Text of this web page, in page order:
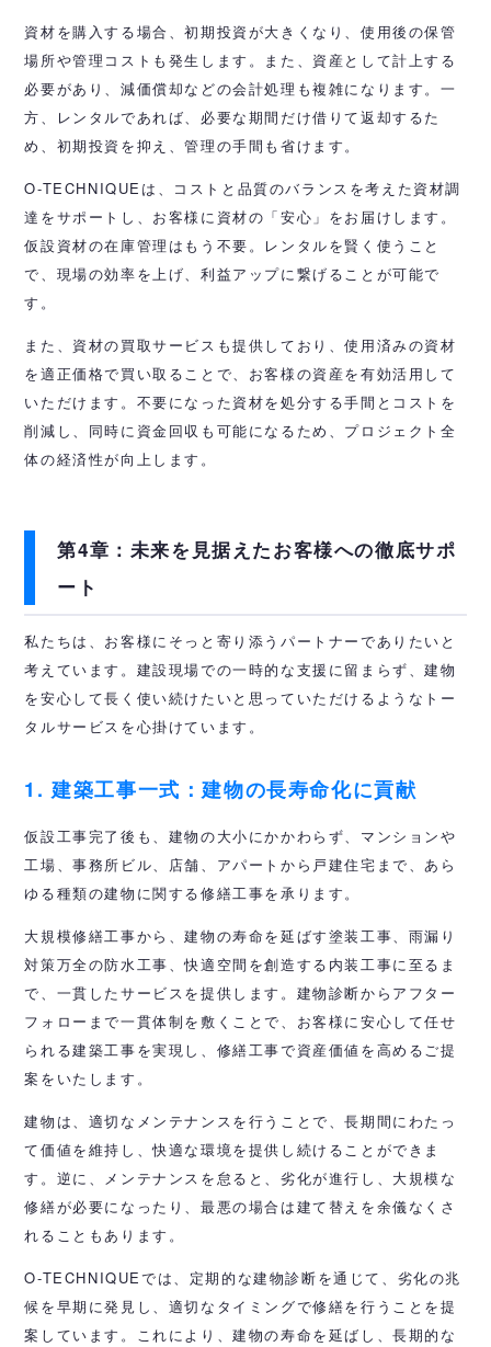
資材を購入する場合、初期投資が大きくなり、使用後の保管
場所や管理コストも発生します。また、資産として計上する
必要があり、減価償却などの会計処理も複雑になります。一
方、レンタルであれば、必要な期間だけ借りて返却するた
め、初期投資を抑え、管理の手間も省けます。
O-TECHNIQUEは、コストと品質のバランスを考えた資材調
達をサポートし、お客様に資材の「安心」をお届けします。
仮設資材の在庫管理はもう不要。レンタルを賢く使うこと
で、現場の効率を上げ、利益アップに繋げることが可能で
す。
また、資材の買取サービスも提供しており、使用済みの資材
を適正価格で買い取ることで、お客様の資産を有効活用して
いただけます。不要になった資材を処分する手間とコストを
削減し、同時に資金回収も可能になるため、プロジェクト全
体の経済性が向上します。
第4章：未来を見据えたお客様への徹底サポ
ート
私たちは、お客様にそっと寄り添うパートナーでありたいと
考えています。建設現場での一時的な支援に留まらず、建物
を安心して長く使い続けたいと思っていただけるようなトー
タルサービスを心掛けています。
1. 建築工事一式：建物の長寿命化に貢献
仮設工事完了後も、建物の大小にかかわらず、マンションや
工場、事務所ビル、店舗、アパートから戸建住宅まで、あら
ゆる種類の建物に関する修繕工事を承ります。
大規模修繕工事から、建物の寿命を延ばす塗装工事、雨漏り
対策万全の防水工事、快適空間を創造する内装工事に至るま
で、一貫したサービスを提供します。建物診断からアフター
フォローまで一貫体制を敷くことで、お客様に安心して任せ
られる建築工事を実現し、修繕工事で資産価値を高めるご提
案をいたします。
建物は、適切なメンテナンスを行うことで、長期間にわたっ
て価値を維持し、快適な環境を提供し続けることができま
す。逆に、メンテナンスを怠ると、劣化が進行し、大規模な
修繕が必要になったり、最悪の場合は建て替えを余儀なくさ
れることもあります。
O-TECHNIQUEでは、定期的な建物診断を通じて、劣化の兆
候を早期に発見し、適切なタイミングで修繕を行うことを提
案しています。これにより、建物の寿命を延ばし、長期的な